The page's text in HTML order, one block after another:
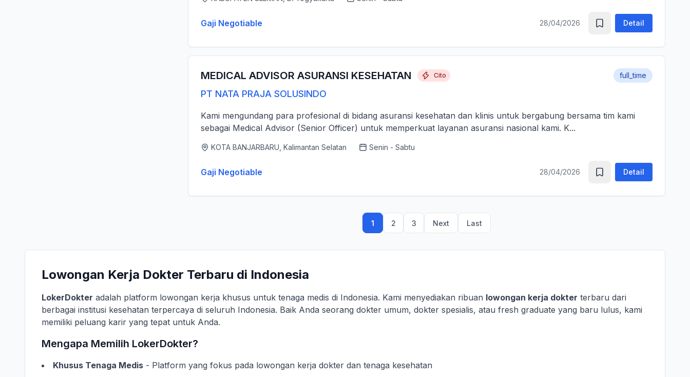
Gaji Negotiable 28/04/2026 Detail
MEDICAL ADVISOR ASURANSI KESEHATAN Cito
PT NATA PRAJA SOLUSINDO
full_time
Kami mengundang para profesional di bidang asuransi kesehatan dan klinis untuk bergabung bersama tim kami
sebagai Medical Advisor (Senior Officer) untuk memperkuat layanan asuransi nasional kami. K...
KOTA BANJARBARU, Kalimantan Selatan Senin - Sabtu
Gaji Negotiable 28/04/2026 Detail
1 2 3 Next Last
Lowongan Kerja Dokter Terbaru di Indonesia
LokerDokter adalah platform lowongan kerja khusus untuk tenaga medis di Indonesia. Kami menyediakan ribuan lowongan kerja dokter terbaru dari
berbagai institusi kesehatan terpercaya di seluruh Indonesia. Baik Anda seorang dokter umum, dokter spesialis, atau fresh graduate yang baru lulus, kami
memiliki peluang karir yang tepat untuk Anda.
Mengapa Memilih LokerDokter?
Khusus Tenaga Medis - Platform yang fokus pada lowongan kerja dokter dan tenaga kesehatan